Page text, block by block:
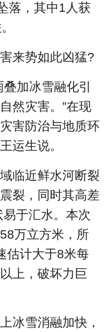
落，其中1人获
来势如此凶猛?
加冰雪融化引
然灾害。”在现
害防治与地质环
运生说。
临近鲜水河断裂
裂，同时其高差
于汇水。本次
万立方米，所
估计大于8米每
上，破坏力巨
冰雪消融加快，